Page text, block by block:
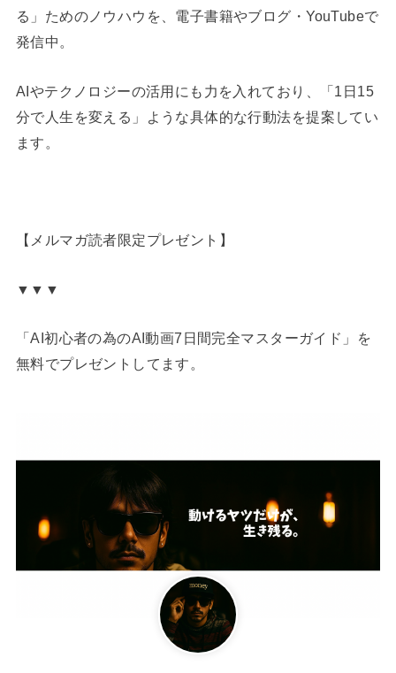
る」ためのノウハウを、電子書籍やブログ・YouTubeで
発信中。
AIやテクノロジーの活用にも力を入れており、「1日15
分で人生を変える」ような具体的な行動法を提案してい
ます。
【メルマガ読者限定プレゼント】
▼▼▼
「AI初心者の為のAI動画7日間完全マスターガイド」を
無料でプレゼントしてます。